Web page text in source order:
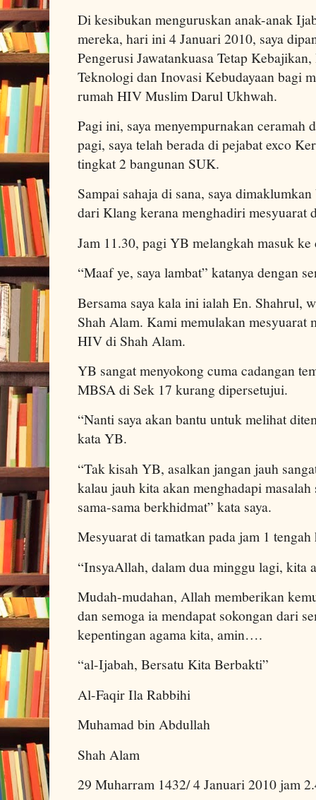
Di kesibukan menguruskan anak-anak
mereka, hari ini 4 Januari 2010, saya
Pengerusi Jawatankuasa Tetap
Teknologi dan Inovasi Kebudayaan bagi
rumah HIV Muslim Darul Ukhwah.
Pagi ini, saya menyempurnakan ceramah
pagi, saya telah berada di pejabat exco
tingkat 2 bangunan SUK.
Sampai sahaja di sana, saya
dari Klang kerana menghadiri mesyuarat
Jam 11.30, pagi YB melangkah masuk ke
“Maaf ye, saya lambat” katanya dengan
Bersama saya kala ini ialah En. Shahrul,
Shah Alam. Kami memulakan mesyuarat
HIV di Shah Alam.
YB sangat menyokong cuma cadangan
MBSA di Sek 17 kurang dipersetujui.
“Nanti saya akan bantu untuk melihat
kata YB.
“Tak kisah YB, asalkan jangan jauh
kalau jauh kita akan menghadapi
sama-sama berkhidmat” kata saya.
Mesyuarat di tamatkan pada jam 1 tengah
“InsyaAllah, dalam dua minggu lagi, kita
Mudah-mudahan, Allah memberikan
dan semoga ia mendapat sokongan dari
kepentingan agama kita, amin….
“al-Ijabah, Bersatu Kita Berbakti”
Al-Faqir Ila Rabbihi
Muhamad bin Abdullah
Shah Alam
29 Muharram 1432/ 4 Januari 2010 jam